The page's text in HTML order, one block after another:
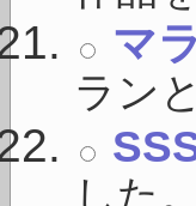
マ
ラン